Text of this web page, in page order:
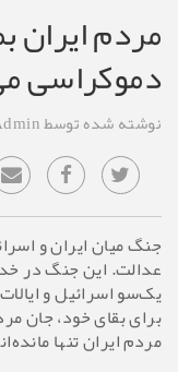
مردم ایران
دموکراسی
نوشته شده توسط Admin در 19 ژوئن 25
جنگ میان ایران و
عدالت. این جنگ در
یک‌سو اسرائیل و
برای بقای خود، جان
مردم ایران تنها